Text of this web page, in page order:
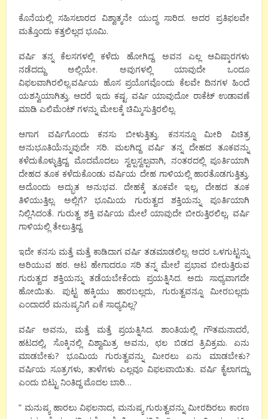
ಕೊನೆಯಲ್ಲಿ ಸಹಿಸಲಾರದ ವಿಶ್ವಾತ್ಮನೇ ಯುದ್ಧ ಸಾರಿದ. ಅದರ ಪ್ರತಿಫಲವೇ
ಮತ್ತೊಂದು ಕತ್ತಲಿಲ್ಲದ ಭೂಮಿ.
ವರ್ಷಿ ತನ್ನ ಕೆಲಸಗಳಲ್ಲಿ ಕಳೆದು ಹೋಗಿದ್ದ. ಅವನ ಎಲ್ಲ ಆವಿಷ್ಕಾರಗಳು
ನಡೆದದ್ದು ಅಲ್ಲಿಯೇ. ಅವುಗಳಲ್ಲಿ ಯಾವುದೇ ಒಂದೂ
ವಿಫಲವಾಗಿರಲಿಲ್ಲ.ವರ್ಷಿಯ ಹೊಸ ಪ್ರಯೊಗವೊಂದು ಕೆಲವೇ ದಿನಗಳ ಹಿಂದೆ
ಯಶಸ್ವಿಯಾಗಿತ್ತು. ಆದರೆ ಇದು ಕಷ್ಟ. ವರ್ಷಿ ಯಾವುದೋ ರಾಕೆಟ್ ಉಡಾವಣೆ
ಮಾಡಿ ಎಲಿಮೆಂಟ್ ಗಳನ್ನು ಮೇಲಕ್ಕೆ ಚಿಮ್ಮಿಸುತ್ತಿರಲಿಲ್ಲ.
ಆಗಾಗ ವರ್ಷಿಗೊಂದು ಕನಸು ಬೀಳುತ್ತಿತ್ತು. ಕನಸನ್ನೂ ಮೀರಿ ವಿಚಿತ್ರ
ಅನುಭೂತಿಯೆನ್ನುವುದೇ ಸರಿ. ಮಲಗಿದ್ದ ವರ್ಷಿ ತನ್ನ ದೇಹದ ತೂಕವನ್ನು
ಕಳೆದುಕೊಳ್ಳುತ್ತಿದ್ದ. ಮೊದಮೊದಲು ಸ್ವಲ್ಪಸ್ವಲ್ಪವಾಗಿ, ನಂತರದಲ್ಲಿ ಪೂರ್ತಿಯಾಗಿ
ದೇಹದ ತೂಕ ಕಳೆದುಕೊಂಡು ವರ್ಷಿಯ ದೇಹ ಗಾಳಿಯಲ್ಲಿ ಹಾರತೊಡಗುತ್ತಿತ್ತು.
ಅದೊಂದು ಅದ್ಭುತ ಅನುಭವ. ದೇಹಕ್ಕೆ ತೂಕವೇ ಇಲ್ಲ, ದೇಹದ ತೂಕ
ತಿಳಿಯುತ್ತಿಲ್ಲ. ಅಲ್ಲಿಗೆ? ಭೂಮಿಯ ಗುರುತ್ವದ ಶಕ್ತಿಯನ್ನು ಪೂರ್ತಿಯಾಗಿ
ನಿಲ್ಲಿಸಿದಂತೆ. ಗುರುತ್ವ ಶಕ್ತಿ ವರ್ಷಿಯ ಮೇಲೆ ಯಾವುದೇ ಬೀರುತ್ತಿರಲಿಲ್ಲ, ವರ್ಷಿ
ಗಾಳಿಯಲ್ಲಿ ತೇಲುತ್ತಿದ್ದ.
ಇದೇ ಕನಸು ಮತ್ತೆ ಮತ್ತೆ ಕಾಡಿದಾಗ ವರ್ಷಿ ತಡಮಾಡಲಿಲ್ಲ. ಅದರ ಒಳಗುಟ್ಟನ್ನು
ಅರಿಯುವ ಹಠ. ಆಟ ಹೇಗಾದರೂ ಸರಿ ತನ್ನ ಮೇಲೆ ಪ್ರಭಾವ ಬೀರುತ್ತಿರುವ
ಗುರುತ್ವದ ಶಕ್ತಿಯನ್ನು ತಡೆಯಬೇಕೆಂದು ಪ್ರಯತ್ನಿಸಿದ. ಅದು ಸಾಧ್ಯವಾಗದೇ
ಹೋಯಿತು. ಪುಟ್ಟ ಹಕ್ಕಿಯು ಹಾರಬಲ್ಲದು, ಗುರುತ್ವವನ್ನೂ ಮೀರಬಲ್ಲದು
ಎಂದಾದರೆ ಮನುಷ್ಯನಿಗೆ ಏಕೆ ಸಾಧ್ಯವಿಲ್ಲ?
ವರ್ಷಿ ಅವನು, ಮತ್ತೆ ಮತ್ತೆ ಪ್ರಯತ್ನಿಸಿದ. ಶಾಂತಿಯಲ್ಲಿ ಗೌತಮನಾದರೆ,
ಹಟದಲ್ಲಿ, ಸೊಕ್ಕಿನಲ್ಲಿ ವಿಶ್ವಾಮಿತ್ರ ಅವನು, ಛಲ ಬಿಡದ ತ್ರಿವಿಕ್ರಮ. ಏನು
ಮಾಡಬೇಕು? ಭೂಮಿಯ ಗುರುತ್ವವನ್ನು ಮೀರಲು ಏನು ಮಾಡಬೇಕು?
ವರ್ಷಿಯ ಸೂತ್ರಗಳು, ತಾಳೆಗಳು ಎಲ್ಲವೂ ವಿಫಲವಾಯಿತು. ವರ್ಷಿ ಕೈಲಾಗದ್ದು
ಎಂದು ಬಿಟ್ಟು ನಿಂತಿದ್ದ ಮೊದಲ ಬಾರಿ…
” ಮನುಷ್ಯ ಹಾರಲು ವಿಫಲನಾದ, ಮನುಷ್ಯ ಗುರುತ್ವವನ್ನು ಮೀರದಿರಲು ಕಾರಣ